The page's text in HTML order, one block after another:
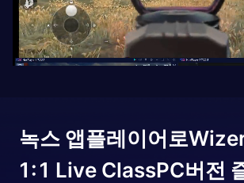
녹스 앱플레이어로
1:1 Live ClassPC버전